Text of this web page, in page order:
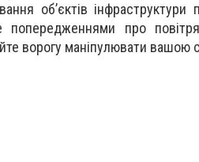
об’єктів
попередженнями про
ворогу маніпулювати вашою